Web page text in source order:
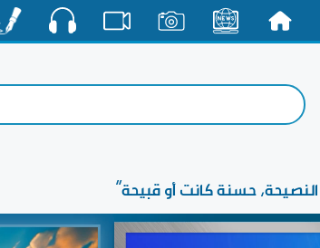
حسنة كانت أو قبيحة“